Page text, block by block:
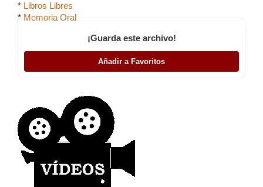
* Libros Libres
* Memoria Oral
¡Guarda este archivo!
Añadir a Favoritos